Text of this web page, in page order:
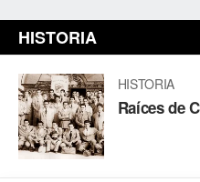
HISTORIA
HISTORIA
Raíces de